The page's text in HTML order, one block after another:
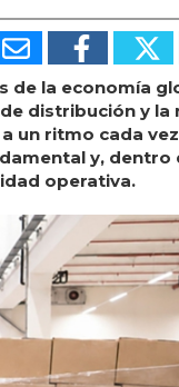
de la economía
distribución y la
un ritmo cada
y, dentro
operativa.